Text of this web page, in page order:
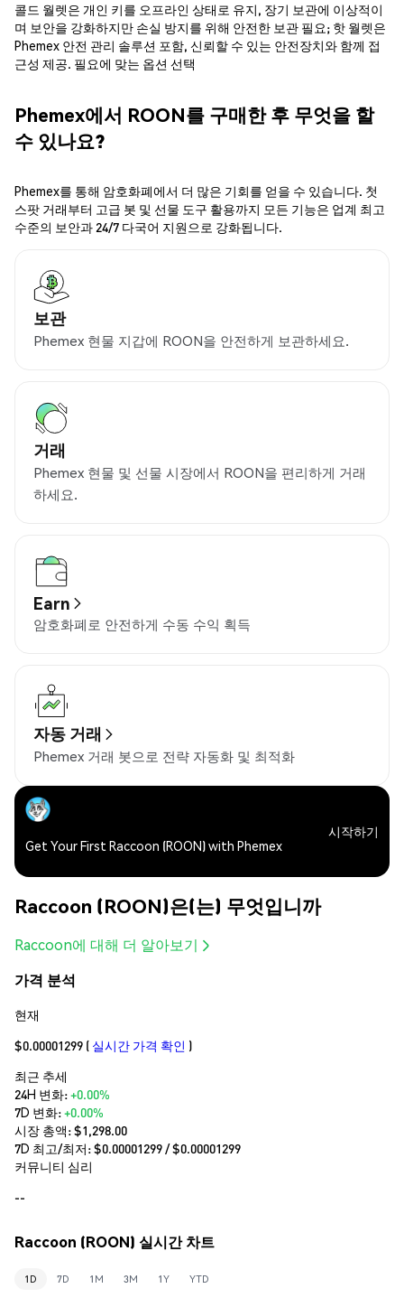
콜드 월렛은 개인 키를 오프라인 상태로 유지, 장기 보관에 이상적이
며 보안을 강화하지만 손실 방지를 위해 안전한 보관 필요; 핫 월렛은
Phemex 안전 관리 솔루션 포함, 신뢰할 수 있는 안전장치와 함께 접
근성 제공. 필요에 맞는 옵션 선택
Phemex에서 ROON를 구매한 후 무엇을 할
수 있나요?
Phemex를 통해 암호화폐에서 더 많은 기회를 얻을 수 있습니다. 첫
스팟 거래부터 고급 봇 및 선물 도구 활용까지 모든 기능은 업계 최고
수준의 보안과 24/7 다국어 지원으로 강화됩니다.
보관
Phemex 현물 지갑에 ROON을 안전하게 보관하세요.
거래
Phemex 현물 및 선물 시장에서 ROON을 편리하게 거래
하세요.
Earn
암호화폐로 안전하게 수동 수익 획득
자동 거래
Phemex 거래 봇으로 전략 자동화 및 최적화
Get Your First Raccoon (ROON) with Phemex
시작하기
Raccoon (ROON)은(는) 무엇입니까
Raccoon에 대해 더 알아보기
가격 분석
현재
$0.00001299 ( 실시간 가격 확인 )
최근 추세
24H 변화:+0.00%
7D 변화:+0.00%
시장 총액:$1,298.00
7D 최고/최저: $0.00001299/ $0.00001299
커뮤니티 심리
--
Raccoon (ROON) 실시간 차트
1D 7D 1M 3M 1Y YTD